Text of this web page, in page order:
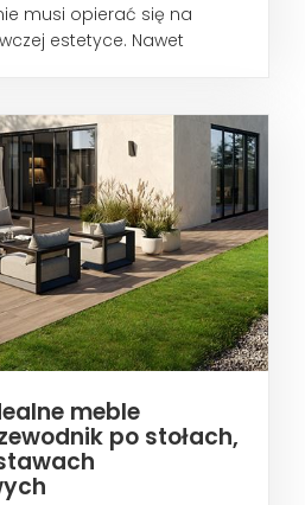
musi opierać się na
estetyce. Nawet
meble
po stołach,